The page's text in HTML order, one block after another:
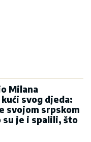
Milana
svog djeda:
svojom srpskom
su je i spalili, što